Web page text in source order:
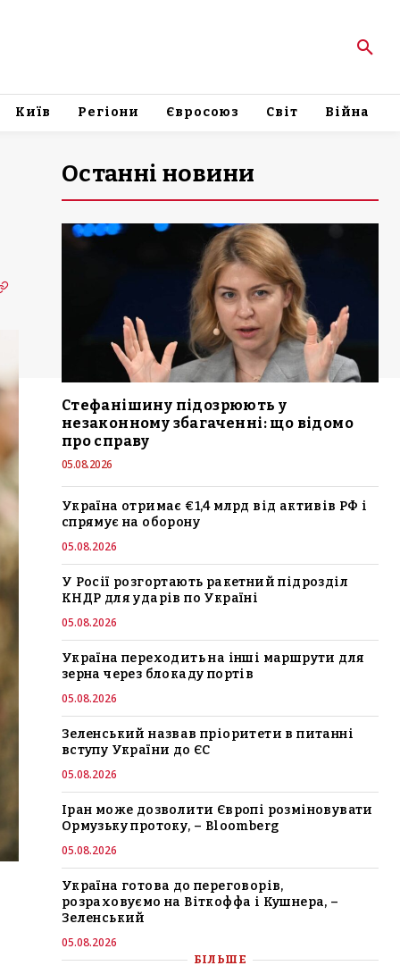
Київ Регіони Євросоюз Світ Війна
Останні новини
Стефанішину підозрюють у
незаконному збагаченні: що відомо
про справу
05.08.2026
Україна отримає €1,4 млрд від активів РФ і
спрямує на оборону
05.08.2026
У Росії розгортають ракетний підрозділ
КНДР для ударів по Україні
05.08.2026
Україна переходить на інші маршрути для
зерна через блокаду портів
05.08.2026
Зеленський назвав пріоритети в питанні
вступу України до ЄС
05.08.2026
Іран може дозволити Європі розміновувати
Ормузьку протоку, – Bloomberg
05.08.2026
Україна готова до переговорів,
розраховуємо на Віткоффа і Кушнера, –
Зеленський
05.08.2026
БІЛЬШЕ